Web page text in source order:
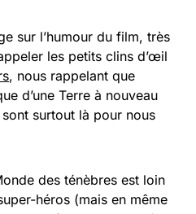
sur l’humour du film, très
les petits clins d’œil
, nous rappelant que
d’une Terre à nouveau
surtout là pour nous
des ténèbres est loin
héros (mais en même